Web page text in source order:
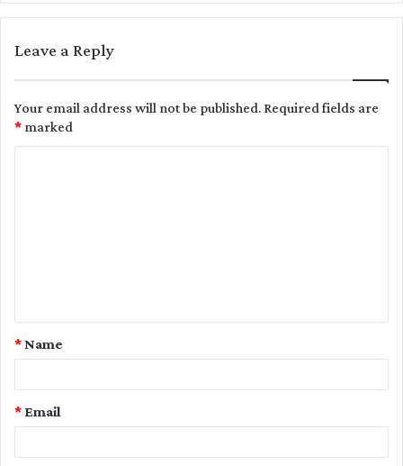
Leave a Reply
Your email address will not be published.Required fields are
marked
*
t
Name
*
Email
*